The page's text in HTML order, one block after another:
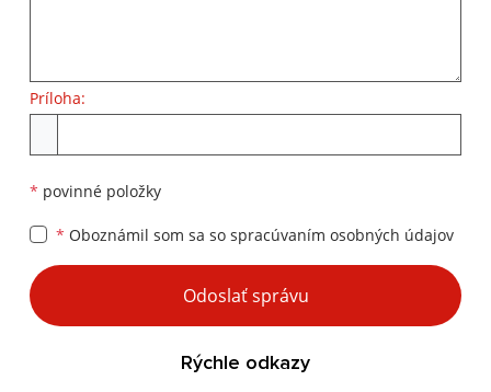
Príloha:
* povinné položky
* Oboznámil som sa so spracúvaním osobných údajov
Google reCaptcha Response
Odoslať správu
Rýchle odkazy